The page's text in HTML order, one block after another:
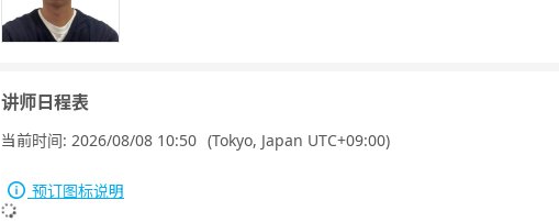
讲师日程表
当前时间: 2026/08/08 10:50 (Tokyo, Japan UTC+09:00)
预订图标说明